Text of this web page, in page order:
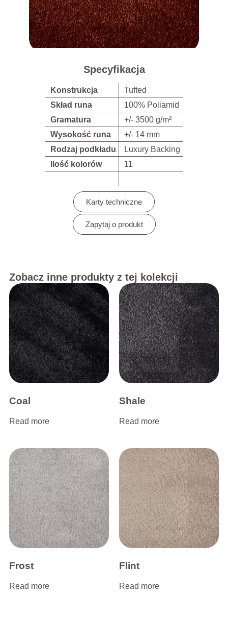
Specyfikacja
Konstrukcja
Tufted
Skład runa
100% Poliamid
Gramatura
+/- 3500 g/m²
Wysokość runa
+/- 14 mm
Rodzaj podkładu
Luxury Backing
Ilość kolorów
11
Karty techniczne
Zapytaj o produkt
Zobacz inne produkty z tej kolekcji
Coal
Read more
Shale
Read more
Frost
Read more
Flint
Read more